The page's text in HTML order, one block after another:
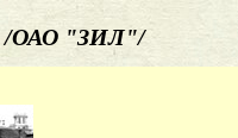
ОАО "ЗИЛ"/